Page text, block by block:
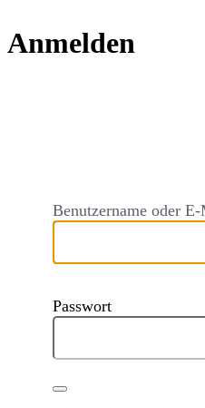
Anmelden
Benutzername oder
Passwort